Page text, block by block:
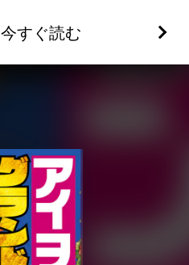
今すぐ読む